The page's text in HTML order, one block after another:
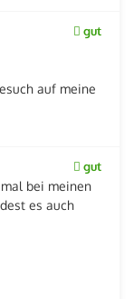
gut
auf meine
gut
bei meinen
es auch